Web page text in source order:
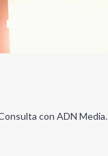
con ADN Media.